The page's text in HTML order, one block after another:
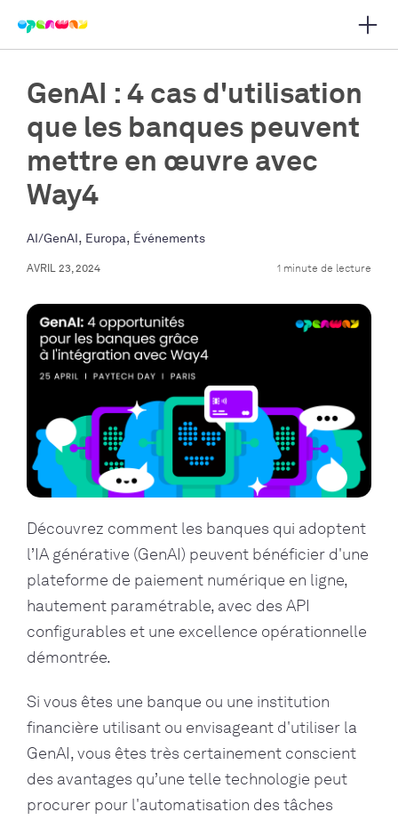
la navigation principale
GenAI : 4 cas d'utilisation
que les banques peuvent
mettre en œuvre avec
Way4
AI/GenAI, Europa, Événements
AVRIL 23, 2024 1 minute de lecture
Découvrez comment les banques qui adoptent
l’IA générative (GenAI) peuvent bénéficier d'une
plateforme de paiement numérique en ligne,
hautement paramétrable, avec des API
configurables et une excellence opérationnelle
démontrée.
Si vous êtes une banque ou une institution
financière utilisant ou envisageant d'utiliser la
GenAI, vous êtes très certainement conscient
des avantages qu’une telle technologie peut
procurer pour l'automatisation des tâches